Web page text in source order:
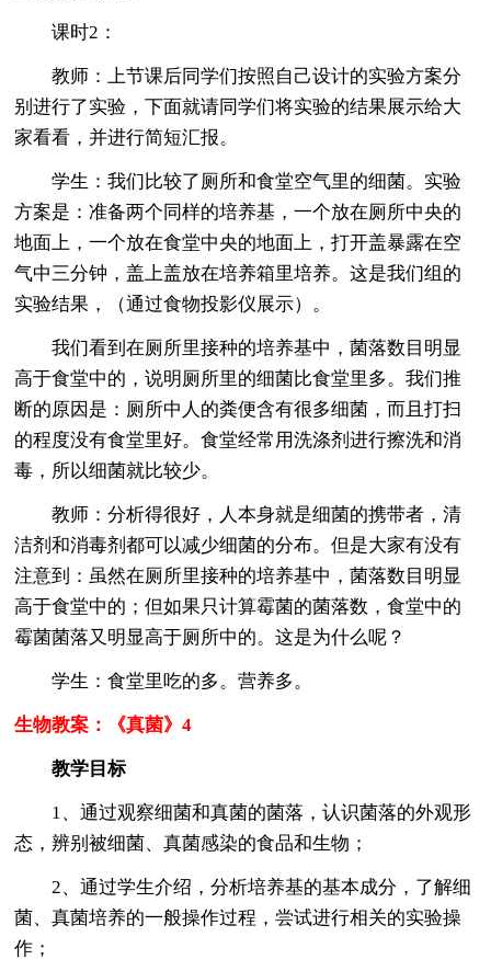
课时2：
教师：上节课后同学们按照自己设计的实验方案分
别进行了实验，下面就请同学们将实验的结果展示给大
家看看，并进行简短汇报。
学生：我们比较了厕所和食堂空气里的细菌。实验
方案是：准备两个同样的培养基，一个放在厕所中央的
地面上，一个放在食堂中央的地面上，打开盖暴露在空
气中三分钟，盖上盖放在培养箱里培养。这是我们组的
实验结果，（通过食物投影仪展示）。
我们看到在厕所里接种的培养基中，菌落数目明显
高于食堂中的，说明厕所里的细菌比食堂里多。我们推
断的原因是：厕所中人的粪便含有很多细菌，而且打扫
的程度没有食堂里好。食堂经常用洗涤剂进行擦洗和消
毒，所以细菌就比较少。
教师：分析得很好，人本身就是细菌的携带者，清
洁剂和消毒剂都可以减少细菌的分布。但是大家有没有
注意到：虽然在厕所里接种的培养基中，菌落数目明显
高于食堂中的；但如果只计算霉菌的菌落数，食堂中的
霉菌菌落又明显高于厕所中的。这是为什么呢？
学生：食堂里吃的多。营养多。
生物教案：《真菌》4
教学目标
1、通过观察细菌和真菌的菌落，认识菌落的外观形
态，辨别被细菌、真菌感染的食品和生物；
2、通过学生介绍，分析培养基的基本成分，了解细
菌、真菌培养的一般操作过程，尝试进行相关的实验操
作；